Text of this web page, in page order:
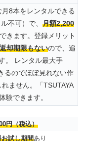
月8本をレンタルできる
不可）で、 月額2,200
きます。登録メリット
返却期限もないので、追
。 レンタル最大手
るのでほぼ見れない作
ません。「TSUTAYA
験できます。
円（税込）
試し期間あり